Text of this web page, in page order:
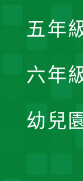
五年
六年
幼兒